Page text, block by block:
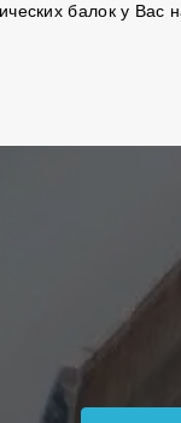
балок у Вас